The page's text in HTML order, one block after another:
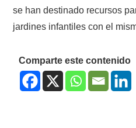
se han destinado recursos
jardines infantiles con el
Comparte este contenido